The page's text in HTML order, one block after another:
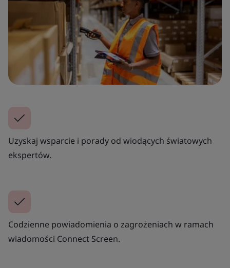
Uzyskaj wsparcie i porady od wiodących światowych
ekspertów.
Codzienne powiadomienia o zagrożeniach w ramach
wiadomości Connect Screen.